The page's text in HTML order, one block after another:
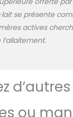
se présente
actives
ou